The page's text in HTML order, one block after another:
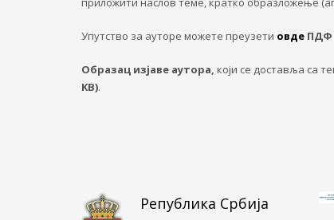
Упутство за ауторе можете преузети овде ПДФ
Образац изјаве аутора, који се доставља са
KB).
Република Србија